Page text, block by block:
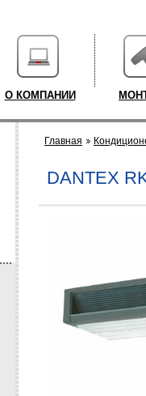
О КОМПАНИИ
Главная
DANTEX